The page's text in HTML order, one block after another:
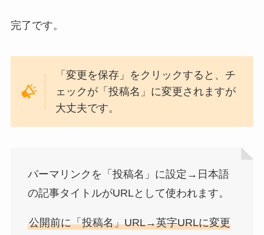
完了です。
「変更を保存」をクリックすると、チ
ェックが「投稿名」に変更されますが
大丈夫です。
パーマリンクを「投稿名」に設定→日本語
の記事タイトルがURLとして使われます。
公開前に「投稿名」URL→英字URLに変更